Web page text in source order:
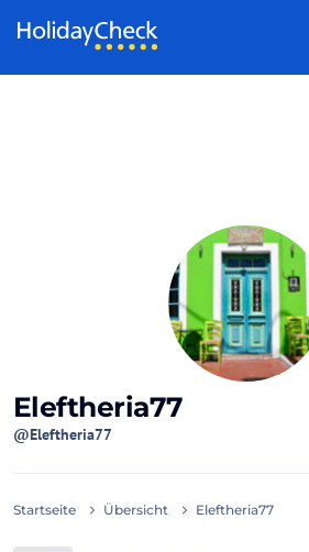
Eleftheria77
@Eleftheria77
Startseite Übersicht Eleftheria77